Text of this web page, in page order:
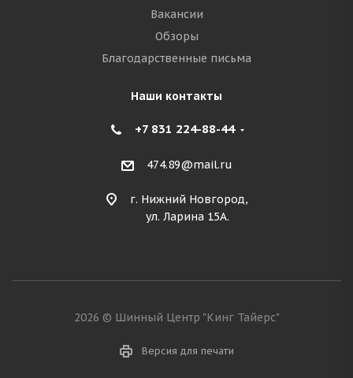
Вакансии
Обзоры
Благодарственные письма
Наши контакты
+7 831 224-88-44
474.89@mail.ru
г. Нижний Новгород,
ул. Ларина 15А.
2026 © Шинный Центр "Кинг Тайерс"
Версия для печати